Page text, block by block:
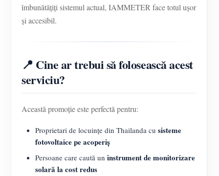
îmbunătățiți sistemul actual, IAMMETER face totul ușor
și accesibil.
📍 Cine ar trebui să folosească acest
serviciu?
Această promoție este perfectă pentru:
Proprietari de locuințe din Thailanda cu sisteme
fotovoltaice pe acoperiș
Persoane care caută un instrument de monitorizare
solară la cost redus